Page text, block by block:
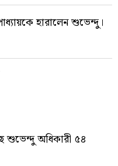
হারালেন শুভেন্দু।
শুভেন্দু অধিকারী ৫৪